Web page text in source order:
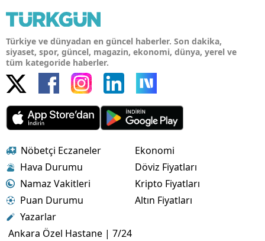
Türkiye ve dünyadan en güncel haberler. Son dakika,
siyaset, spor, güncel, magazin, ekonomi, dünya, yerel ve
tüm kategoride haberler.
Nöbetçi Eczaneler
Hava Durumu
Namaz Vakitleri
Puan Durumu
Yazarlar
Ankara Özel Hastane | 7/24
Ekonomi
Döviz Fiyatları
Kripto Fiyatları
Altın Fiyatları